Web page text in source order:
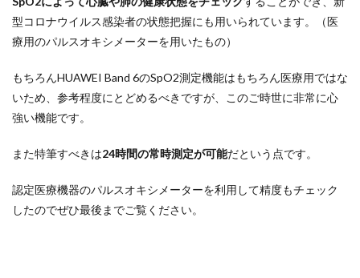
型コロナウイルス感染者の状態把握にも用いられています。（医
療用のパルスオキシメーターを用いたもの）
もちろんHUAWEI Band 6のSpO2測定機能はもちろん医療用ではな
いため、参考程度にとどめるべきですが、このご時世に非常に心
強い機能です。
また特筆すべきは24時間の常時測定が可能だという点です。
認定医療機器のパルスオキシメーターを利用して精度もチェック
したのでぜひ最後までご覧ください。